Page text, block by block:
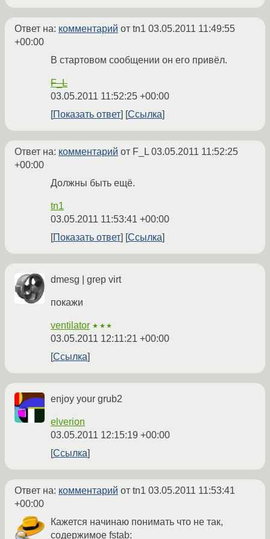
Ответ на: комментарий от tn1 03.05.2011 11:49:55
+00:00
В стартовом сообщении он его привёл.
F_L
03.05.2011 11:52:25 +00:00
Показать ответ
Ссылка
Ответ на: комментарий от F_L03.05.2011 11:52:25
+00:00
Должны быть ещё.
tn1
03.05.2011 11:53:41 +00:00
Показать ответ
Ссылка
dmesg | grep virt
покажи
ventilator ★★★
03.05.2011 12:11:21 +00:00
Ссылка
enjoy your grub2
elverion
03.05.2011 12:15:19 +00:00
Ссылка
Ответ на: комментарий от tn1 03.05.2011 11:53:41
+00:00
Кажется начинаю понимать что не так,
содержимое fstab: